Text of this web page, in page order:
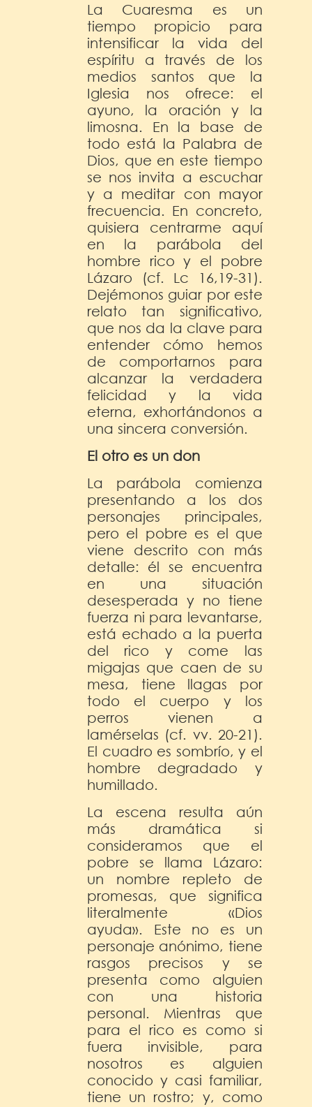
La Cuaresma es un
tiempo propicio para
intensificar la vida del
espíritu a través de los
medios santos que la
Iglesia nos ofrece: el
ayuno, la oración y la
limosna. En la base de
todo está la Palabra de
Dios, que en este tiempo
se nos invita a escuchar
y a meditar con mayor
frecuencia. En concreto,
quisiera centrarme aquí
en la parábola del
hombre rico y el pobre
Lázaro (cf. Lc 16,19-31).
Dejémonos guiar por este
relato tan significativo,
que nos da la clave para
entender cómo hemos
de comportarnos para
alcanzar la verdadera
felicidad y la vida
eterna, exhortándonos a
una sincera conversión.
El otro es un don
La parábola comienza
presentando a los dos
personajes principales,
pero el pobre es el que
viene descrito con más
detalle: él se encuentra
en una situación
desesperada y no tiene
fuerza ni para levantarse,
está echado a la puerta
del rico y come las
migajas que caen de su
mesa, tiene llagas por
todo el cuerpo y los
perros vienen a
lamérselas (cf. vv. 20-21).
El cuadro es sombrío, y el
hombre degradado y
humillado.
La escena resulta aún
más dramática si
consideramos que el
pobre se llama Lázaro:
un nombre repleto de
promesas, que significa
literalmente «Dios
ayuda». Este no es un
personaje anónimo, tiene
rasgos precisos y se
presenta como alguien
con una historia
personal. Mientras que
para el rico es como si
fuera invisible, para
nosotros es alguien
conocido y casi familiar,
tiene un rostro; y, como